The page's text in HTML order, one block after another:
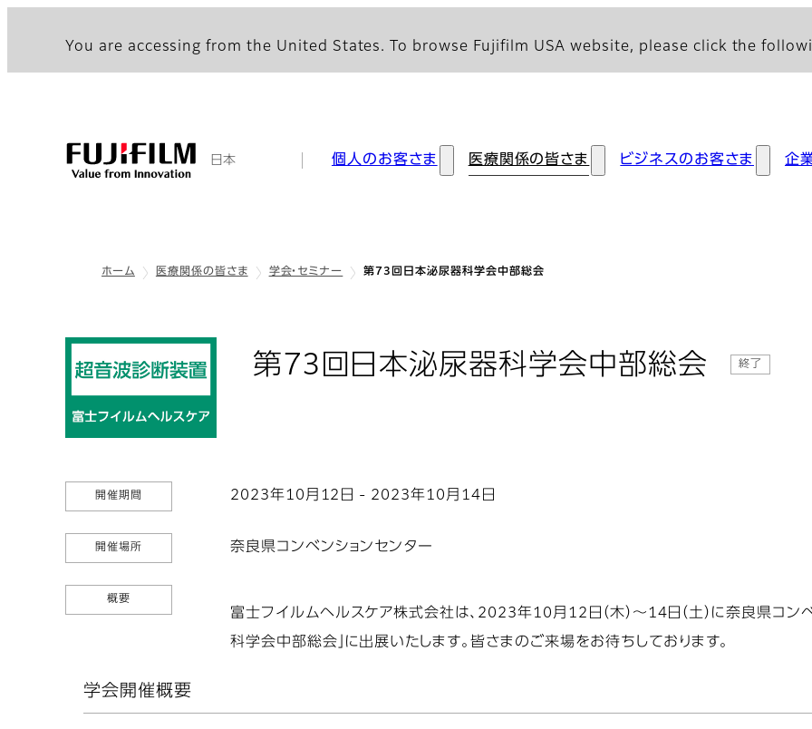
You are accessing from the United States. To browse Fujifilm USA website, please click the
日本 個人のお客さま 医療関係の皆さま ビジネスのお客さま 企
ホーム 医療関係の皆さま 学会・セミナー 第73回日本泌尿器科学会中部総会
第73回日本泌尿器科学会中部総会 終了
開催期間 2023年10月12日 - 2023年10月14日
開催場所 奈良県コンベンションセンター
概要
富士フイルムヘルスケア株式会社は、2023年10月12日（木）〜14日（土）に奈良県コ
科学会中部総会」に出展いたします。皆さまのご来場をお待ちしております。
学会開催概要